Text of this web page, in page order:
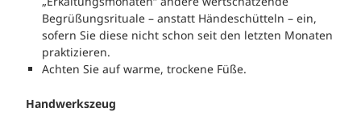
Begrüßungsrituale – anstatt Händeschütteln – ein,
sofern Sie diese nicht schon seit den letzten Monaten
praktizieren.
Achten Sie auf warme, trockene Füße.
Handwerkszeug